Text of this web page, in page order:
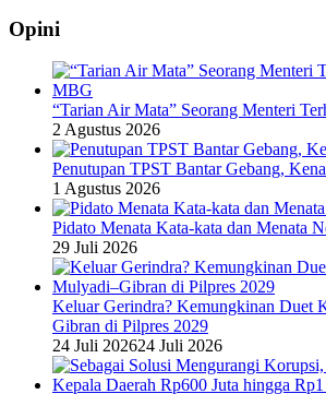
Opini
“Tarian Air Mata” Seorang Menteri
2 Agustus 2026
Penutupan TPST Bantar Gebang,
1 Agustus 2026
Pidato Menata Kata-kata dan Menata
29 Juli 2026
Keluar Gerindra? Kemungkinan Duet
Gibran di Pilpres 2029
24 Juli 202624 Juli 2026